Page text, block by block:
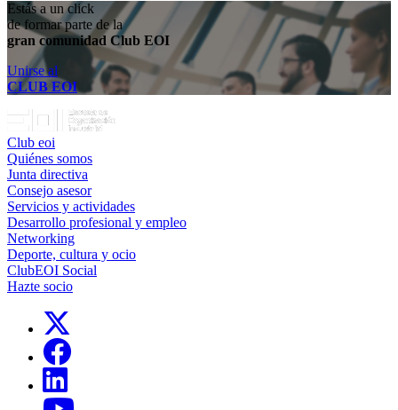
Estás a un click
de formar parte de la
gran comunidad Club EOI
Unirse al
CLUB EOI
Club eoi
Quiénes somos
Junta directiva
Consejo asesor
Servicios y actividades
Desarrollo profesional y empleo
Networking
Deporte, cultura y ocio
ClubEOI Social
Hazte socio
Links, Opens in this window
Links, Opens in this window